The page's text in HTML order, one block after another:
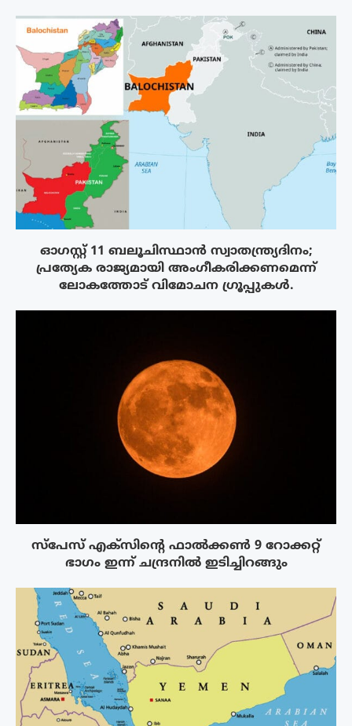
ഓഗസ്റ്റ് 11 ബലൂചിസ്ഥാൻ സ്വാതന്ത്ര്യദിനം;
പ്രത്യേക രാജ്യമായി അംഗീകരിക്കണമെന്ന്
ലോകത്തോട് വിമോചന ഗ്രൂപ്പുകൾ.
സ്‌പേസ് എക്‌സിൻ്റെ ഫാൽക്കൺ 9 റോക്കറ്റ്
ഭാഗം ഇന്ന് ചന്ദ്രനിൽ ഇടിച്ചിറങ്ങും